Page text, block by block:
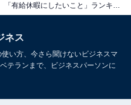
ネス
い方、今さら聞けないビジネスマ
テランまで、ビジネスパーソンに